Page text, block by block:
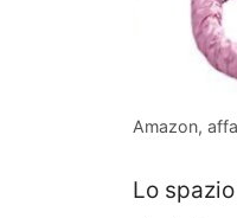
Amazon,
Lo